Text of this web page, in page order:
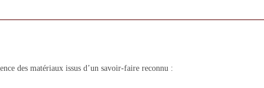
des matériaux issus d’un savoir-faire reconnu :